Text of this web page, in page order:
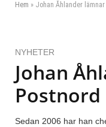
Hem » Johan Åhlander lämnar
NYHETER
Johan
Postnord
Sedan 2006 har han